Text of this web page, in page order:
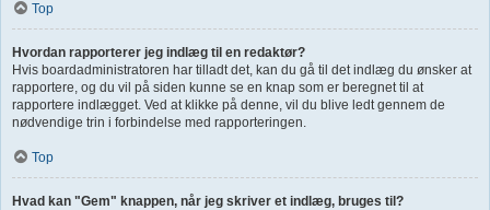
Top
Hvordan rapporterer jeg indlæg til en redaktør?
Hvis boardadministratoren har tilladt det, kan du gå til det indlæg du ønsker at
rapportere, og du vil på siden kunne se en knap som er beregnet til at
rapportere indlægget. Ved at klikke på denne, vil du blive ledt gennem de
nødvendige trin i forbindelse med rapporteringen.
Top
Hvad kan "Gem" knappen, når jeg skriver et indlæg, bruges til?